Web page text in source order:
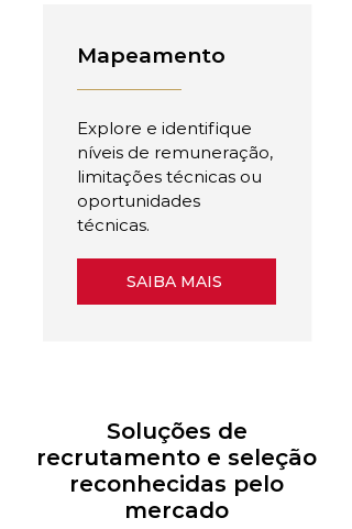
Mapeamento
Explore e identifique
níveis de remuneração,
limitações técnicas ou
oportunidades
técnicas.
SAIBA MAIS
Soluções de
recrutamento e seleção
reconhecidas pelo
mercado